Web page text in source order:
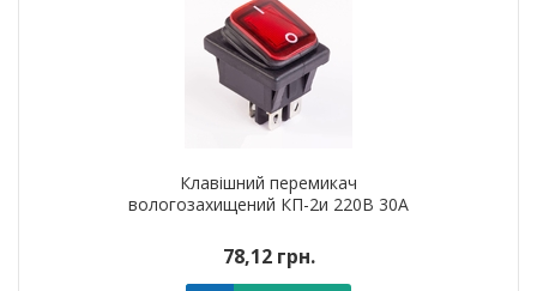
Клавішний перемикач
вологозахищений КП-2и 220В 30А
78,12 грн.